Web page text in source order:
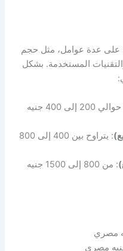
عدة عوامل، مثل حجم
المستخدمة. بشكل
: حوالي 200 إلى 400 جنيه
: يتراوح بين 400 إلى 800
: من 800 إلى 1500 جنيه